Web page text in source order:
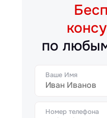
по
Ваше Имя
Номер телефона